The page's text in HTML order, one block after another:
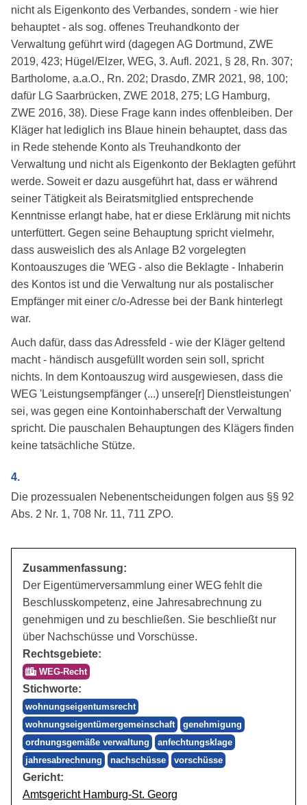
nicht als Eigenkonto des Verbandes, sondern - wie hier
behauptet - als sog. offenes Treuhandkonto der
Verwaltung geführt wird (dagegen AG Dortmund, ZWE
2019, 423; Hügel/Elzer, WEG, 3. Aufl. 2021, § 28, Rn. 307;
Bartholome, a.a.O., Rn. 202; Drasdo, ZMR 2021, 98, 100;
dafür LG Saarbrücken, ZWE 2018, 275; LG Hamburg,
ZWE 2016, 38). Diese Frage kann indes offenbleiben. Der
Kläger hat lediglich ins Blaue hinein behauptet, dass das
in Rede stehende Konto als Treuhandkonto der
Verwaltung und nicht als Eigenkonto der Beklagten geführt
werde. Soweit er dazu ausgeführt hat, dass er während
seiner Tätigkeit als Beiratsmitglied entsprechende
Kenntnisse erlangt habe, hat er diese Erklärung mit nichts
unterfüttert. Gegen seine Behauptung spricht vielmehr,
dass ausweislich des als Anlage B2 vorgelegten
Kontoauszuges die 'WEG - also die Beklagte - Inhaberin
des Kontos ist und die Verwaltung nur als postalischer
Empfänger mit einer c/o-Adresse bei der Bank hinterlegt
war.
Auch dafür, dass das Adressfeld - wie der Kläger geltend
macht - händisch ausgefüllt worden sein soll, spricht
nichts. In dem Kontoauszug wird ausgewiesen, dass die
WEG 'Leistungsempfänger (...) unsere[r] Dienstleistungen'
sei, was gegen eine Kontoinhaberschaft der Verwaltung
spricht. Die pauschalen Behauptungen des Klägers finden
keine tatsächliche Stütze.
4.
Die prozessualen Nebenentscheidungen folgen aus §§ 92
Abs. 2 Nr. 1, 708 Nr. 11, 711 ZPO.
Zusammenfassung:
Der Eigentümerversammlung einer WEG fehlt die
Beschlusskompetenz, eine Jahresabrechnung zu
genehmigen und zu beschließen. Sie beschließt nur
über Nachschüsse und Vorschüsse.
Rechtsgebiete:
WEG-Recht
Stichworte:
wohnungseigentumsrecht
wohnungseigentümergemeinschaft
genehmigung
ordnungsgemäße verwaltung
anfechtungsklage
jahresabrechnung
nachschüsse vorschüsse
Gericht:
Amtsgericht Hamburg-St. Georg